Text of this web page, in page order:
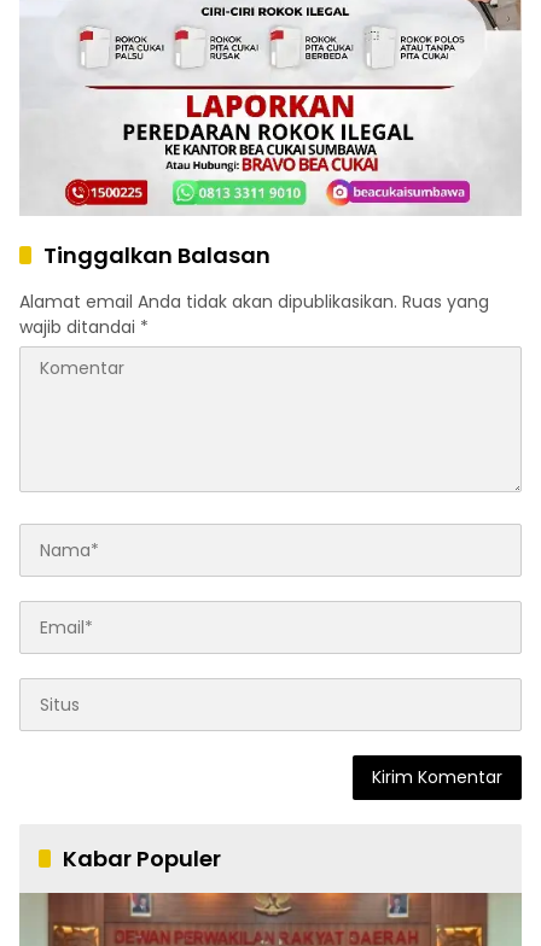
Tinggalkan Balasan
Alamat email Anda tidak akan dipublikasikan. Ruas yang
wajib ditandai *
Kabar Populer